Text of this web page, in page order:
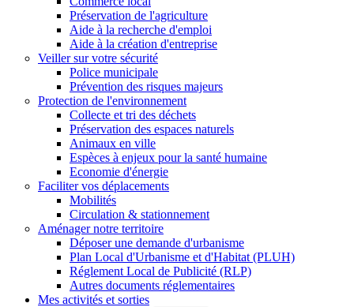
Préservation de l'agriculture
Aide à la recherche d'emploi
Aide à la création d'entreprise
Veiller sur votre sécurité
Police municipale
Prévention des risques majeurs
Protection de l'environnement
Collecte et tri des déchets
Préservation des espaces naturels
Animaux en ville
Espèces à enjeux pour la santé humaine
Economie d'énergie
Faciliter vos déplacements
Mobilités
Circulation & stationnement
Aménager notre territoire
Déposer une demande d'urbanisme
Plan Local d'Urbanisme et d'Habitat (PLUH)
Réglement Local de Publicité (RLP)
Autres documents réglementaires
Mes activités et sorties